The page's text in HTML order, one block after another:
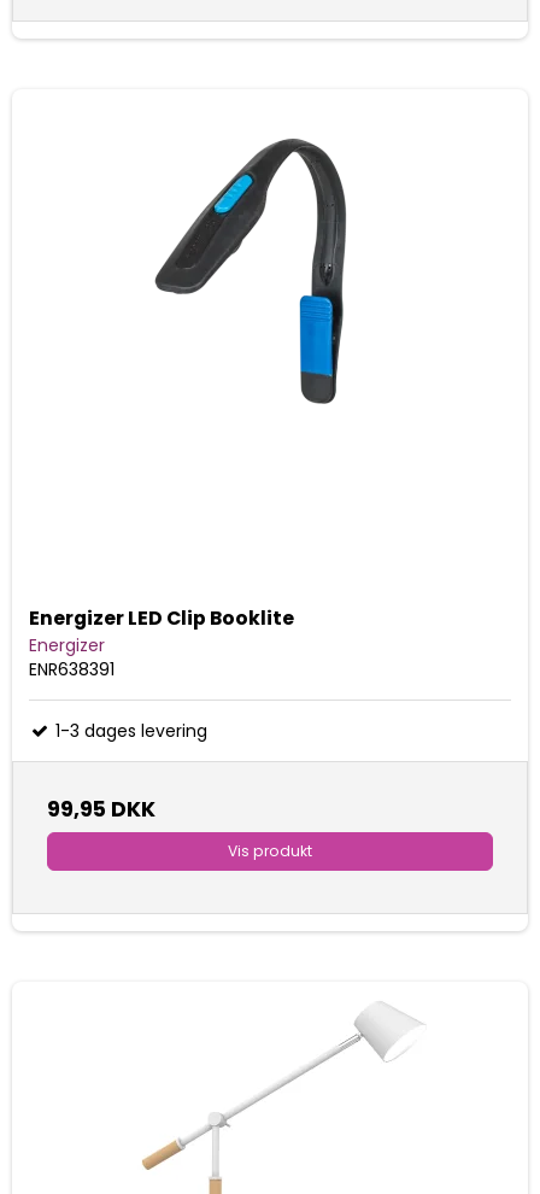
Energizer LED Clip Booklite
Energizer
ENR638391
1-3 dages levering
99,95 DKK
Vis produkt